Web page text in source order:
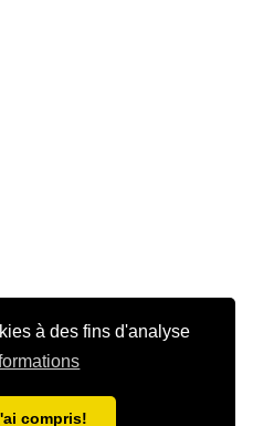
à des fins d'analyse
compris!